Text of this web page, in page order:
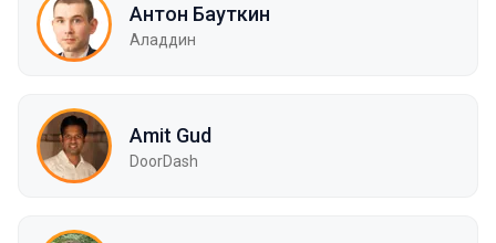
Антон Бауткин
Аладдин
Amit Gud
DoorDash